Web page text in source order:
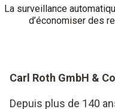
La surveillance
d’économiser des
Carl Roth GmbH &
Depuis plus de 140